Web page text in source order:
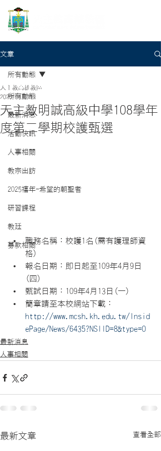
文章
所有動態
最新消息
活動快訊
人事相關
教宗出訪
2025禧年-希望的朝聖者
研習課程
教廷
募款相關
所有動態
天主教明誠高級中學108學年
度第二學期校護甄選
天主教高雄教區
2020年4月1日
職務名稱：校護1名(需有護理師資
格)
報名日期：即日起至109年4月9日
(四)
甄試日期：109年4月13日(一)
簡章請至本校網站下載：
http://www.mcsh.kh.edu.tw/Insid
ePage/News/6435?NSIID=8&type=0
最新消息
人事相關
最新文章 查看全部